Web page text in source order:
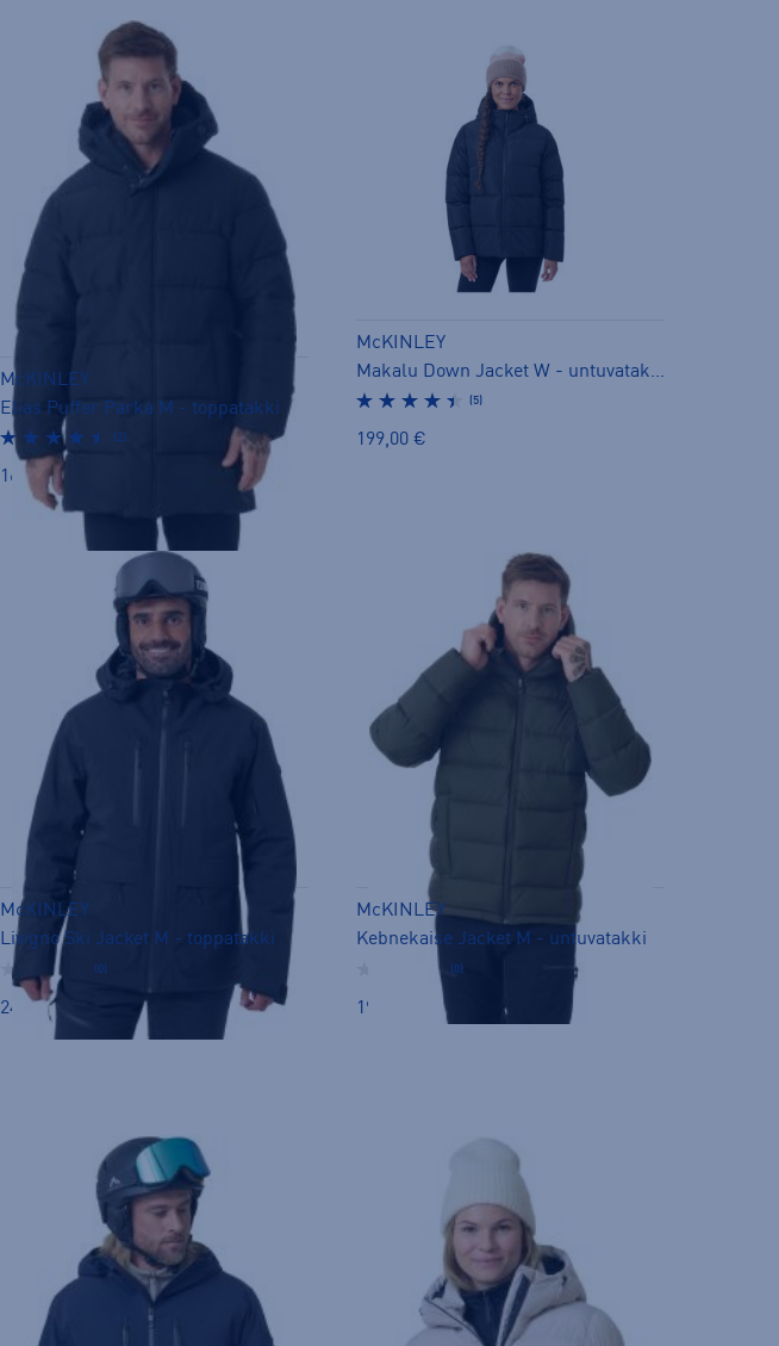
McKINLEY
Elias Puffer Parka M - toppatakki
(2)
169,00 €
McKINLEY
Makalu Down Jacket W - untuvatakki
(5)
199,00 €
McKINLEY
Livigno Ski Jacket M - toppatakki
(0)
249,00 €
McKINLEY
Kebnekaise Jacket M - untuvatakki
(0)
199,00 €